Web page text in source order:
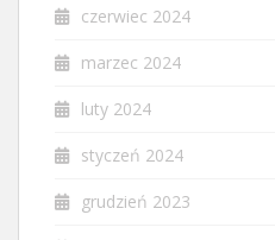
czerwiec 2024
marzec 2024
luty 2024
styczeń 2024
grudzień 2023